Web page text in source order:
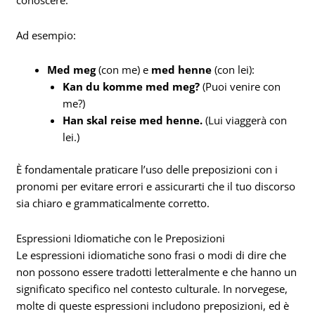
Ad esempio:
Med meg(con me) e med henne (con lei):
Kan du komme med meg? (Puoi venire con
me?)
Han skal reise med henne. (Lui viaggerà con
lei.)
È fondamentale praticare l’uso delle preposizioni con i
pronomi per evitare errori e assicurarti che il tuo discorso
sia chiaro e grammaticalmente corretto.
Espressioni Idiomatiche con le Preposizioni
Le espressioni idiomatiche sono frasi o modi di dire che
non possono essere tradotti letteralmente e che hanno un
significato specifico nel contesto culturale. In norvegese,
molte di queste espressioni includono preposizioni, ed è